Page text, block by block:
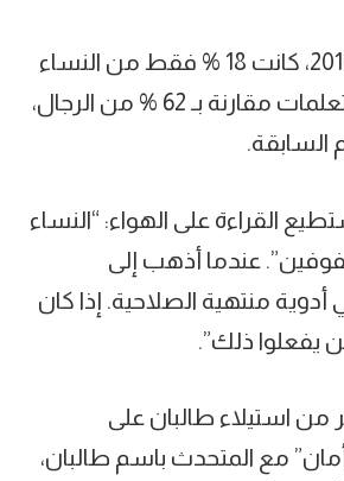
يُذكر أنه في عام 2016، كانت 18 % فقط من النساء
في أفغانستان متعلمات مقارنة بـ 62 % من الرجال،
السابقة.
القراءة على الهواء: “النساء
عندما أذهب إلى
أدوية منتهية الصلاحية. إذا كان
يفعلوا ذلك”.
استيلاء طالبان على
مع المتحدث باسم طالبان،